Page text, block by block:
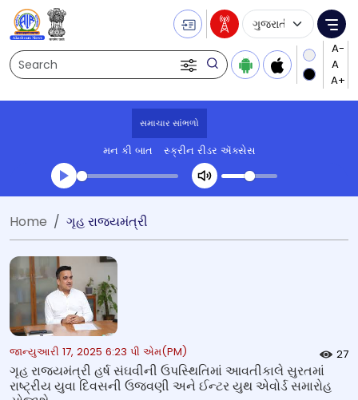
Search
Language
સમાચાર સાંભળો
મન કી બાત સ્ક્રીન રીડર ઍક્સેસ
Transcript summary
Home ગૃહ રાજ્યમંત્રી
જાન્યુઆરી 17, 2025 6:23 પી એમ(PM) 27
ગૃહ રાજ્યમંત્રી હર્ષ સંઘવીની ઉપસ્થિતિમાં આવતીકાલે સુરતમાં
રાષ્ટ્રીય યુવા દિવસની ઉજવણી અને ઈન્ટર યુથ એવોર્ડ સમારોહ